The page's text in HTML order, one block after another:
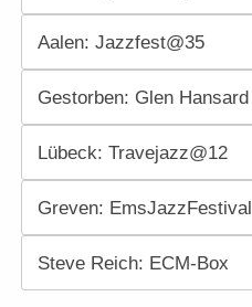
Aalen: Jazzfest@35
Gestorben: Glen Hansard
Lübeck: Travejazz@12
Greven: EmsJazzFestival
Steve Reich: ECM-Box